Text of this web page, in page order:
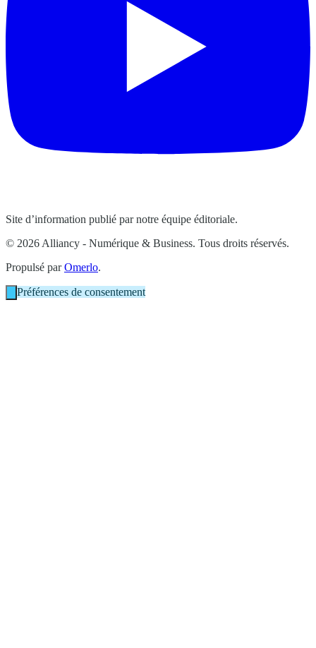
Site d’information publié par notre équipe éditoriale.
© 2026 Alliancy - Numérique & Business. Tous droits réservés.
Propulsé parOmerlo.
Préférences de consentement